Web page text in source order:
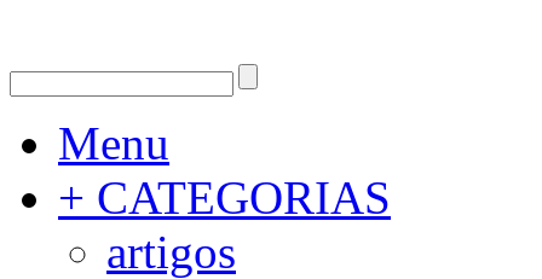
Menu
+ CATEGORIAS
artigos